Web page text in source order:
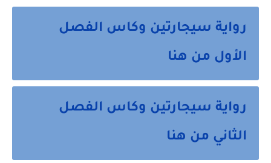
رواية سيجارتين وكاس الفصل
الأول من هنا
رواية سيجارتين وكاس الفصل
الثاني من هنا